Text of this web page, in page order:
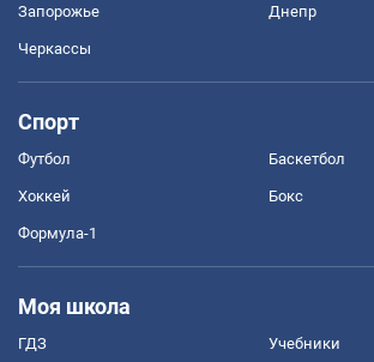
Запорожье Днепр
Черкассы
Спорт
Футбол Баскетбол
Хоккей Бокс
Формула-1
Моя школа
ГДЗ Учебники